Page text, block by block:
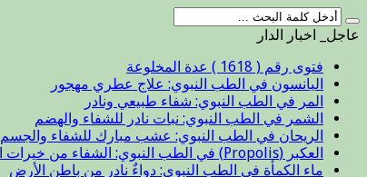
عاجل_ اخبار الدار
فتوى رقم ( 1618 ) عدة المخلوعة
اليانسون في الطب النبوي: علاج عطري مهجور
المر في الطب النبوي: شفاء طبيعي ونادر
الشمر في الطب النبوي: نبات نادر للشفاء والهضم
الريحان في الطب النبوي: عشب مبارك للشفاء والجسم
العكبر (Propolis) في الطب النبوي: الشفاء من خيرات النحل
ماء الكمأة في الطب النبوي: دواءٌ نادر من باطن الأرض